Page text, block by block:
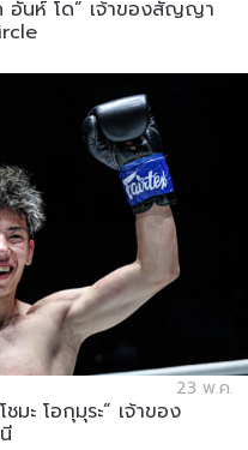
อันห์ โด” เจ้าของสัญญา
23 พ.ค.
มะ โอกุมุระ” เจ้าของ